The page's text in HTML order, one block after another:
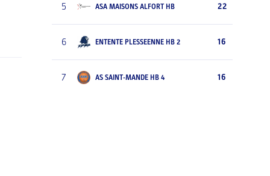
5 ASA MAISONS ALFORT HB 22
6 ENTENTE PLESSEENNE HB 2 16
7 AS SAINT-MANDE HB 4 16